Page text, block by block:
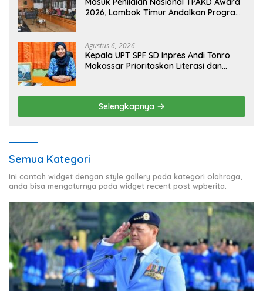
2026, Lombok Timur Andalkan Program
Agustus 6, 2026
Kepala UPT SPF SD Inpres Andi Tonro
Makassar Prioritaskan Literasi dan
Selengkapnya
Semua Kategori
Ini contoh widget dengan style gallery pada kategori olahraga,
anda bisa mengaturnya pada widget recent post wpberita.